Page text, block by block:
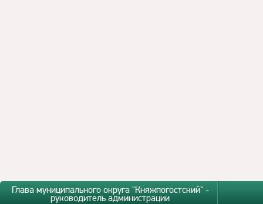
Глава муниципального округа "Княжпогостский" -
руководитель администрации